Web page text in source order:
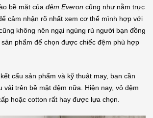
bề mặt của đệm Everon cũng như nằm trực
cảm nhận rõ nhất xem cơ thể mình hợp với
không nên ngại ngùng rủ người bạn đồng
phẩm để chọn được chiếc đệm phù hợp
cấu sản phẩm và kỹ thuật may, bạn cần
vải trên bề mặt đệm nữa. Hiện nay, vỏ đệm
hoặc cotton rất hay được lựa chọn.